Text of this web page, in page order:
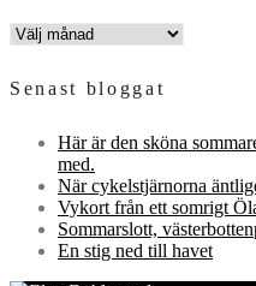
INLÄGGSARKIV
Senast bloggat
Här är den sköna
med.
När cykelstjärnorna
Vykort från ett somrigt
Sommarslott,
En stig ned till havet